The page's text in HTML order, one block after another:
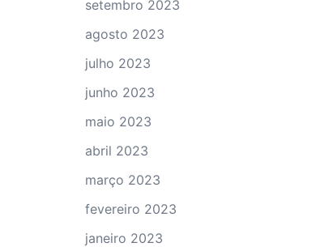
setembro 2023
agosto 2023
julho 2023
junho 2023
maio 2023
abril 2023
março 2023
fevereiro 2023
janeiro 2023